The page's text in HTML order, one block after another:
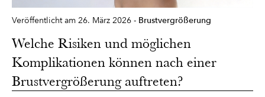
Veröffentlicht am 26. März 2026 - Brustvergrößerung
Welche Risiken und möglichen
Komplikationen können nach einer
Brustvergrößerung auftreten?